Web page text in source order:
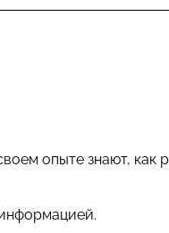
опыте знают, как